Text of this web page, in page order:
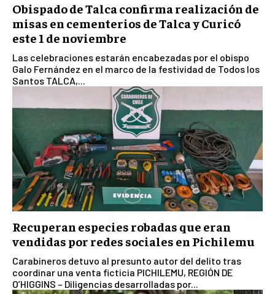
Obispado de Talca confirma realización de
misas en cementerios de Talca y Curicó
este 1 de noviembre
Las celebraciones estarán encabezadas por el obispo
Galo Fernández en el marco de la festividad de Todos los
Santos TALCA,...
Recuperan especies robadas que eran
vendidas por redes sociales en Pichilemu
Carabineros detuvo al presunto autor del delito tras
coordinar una venta ficticia PICHILEMU, REGIÓN DE
O’HIGGINS – Diligencias desarrolladas por...